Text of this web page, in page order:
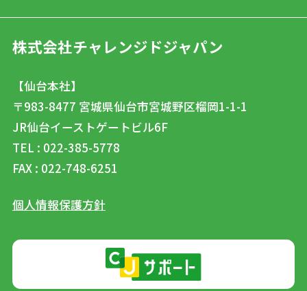
株式会社チャレンジドジャパン
【仙台本社】
〒983-8477 宮城県仙台市宮城野区榴岡1-1-1
JR仙台イーストゲートビル6F
TEL : 022-385-5778
FAX : 022-748-6251
個人情報保護方針